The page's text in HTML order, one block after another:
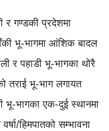
र गण्डकी प्रदेशमा
भू-भागमा आंशिक बादल
र पहाडी भू-भागका थोरै
तराई भू-भाग लगायत
भू-भागका एक-दुई स्थानमा
हिमपातको सम्भावना